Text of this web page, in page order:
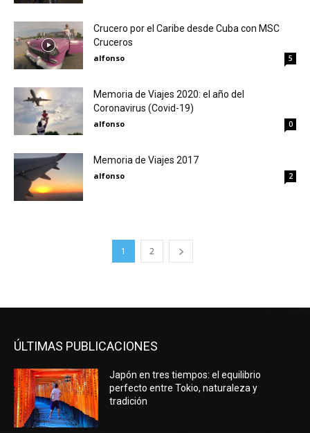
Crucero por el Caribe desde Cuba con MSC
Cruceros
alfonso 5
Memoria de Viajes 2020: el año del
Coronavirus (Covid-19)
alfonso 0
Memoria de Viajes 2017
alfonso 2
1 2
ÚLTIMAS PUBLICACIONES
Japón en tres tiempos: el equilibrio
perfecto entre Tokio, naturaleza y
tradición